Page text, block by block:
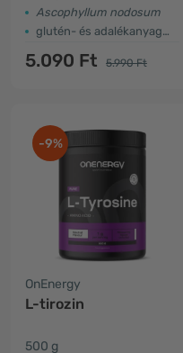
Ascophyllum nodosum
glutén- és adalékanyagmentes
5.090 Ft 5.990 Ft
-9%
OnEnergy
L-tirozin
500 g